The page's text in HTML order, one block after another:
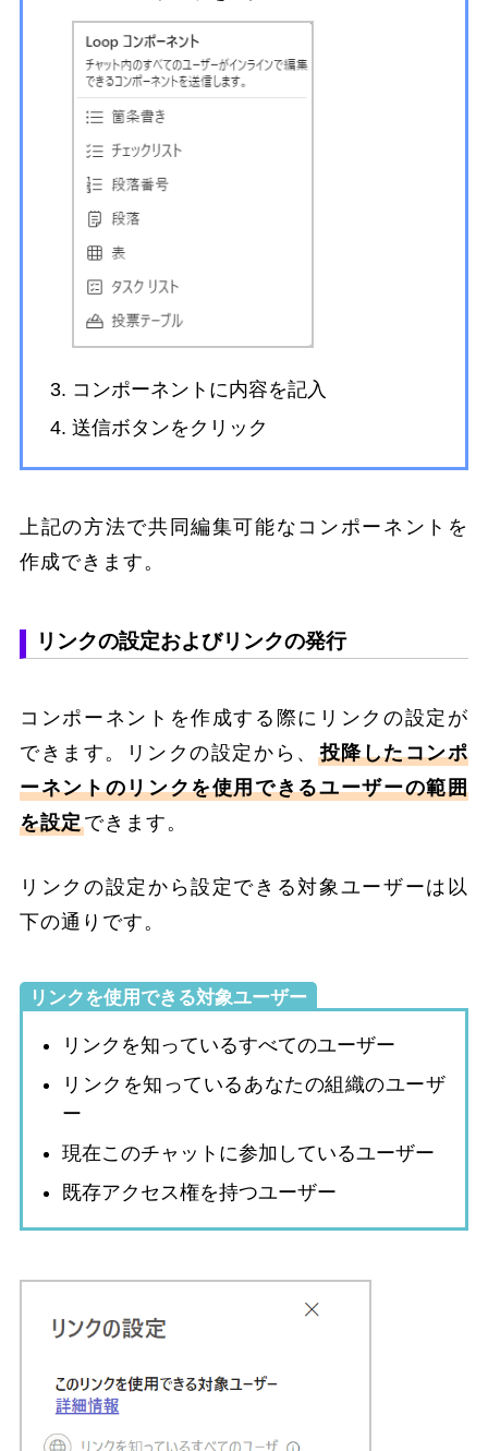
コンポーネントに内容を記入
送信ボタンをクリック
上記の方法で共同編集可能なコンポーネントを
作成できます。
リンクの設定およびリンクの発行
コンポーネントを作成する際にリンクの設定が
できます。リンクの設定から、 投降したコンポ
ーネントのリンクを使用できるユーザーの範囲
を設定できます。
リンクの設定から設定できる対象ユーザーは以
下の通りです。
リンクを使用できる対象ユーザー
リンクを知っているすべてのユーザー
リンクを知っているあなたの組織のユーザ
ー
現在このチャットに参加しているユーザー
既存アクセス権を持つユーザー